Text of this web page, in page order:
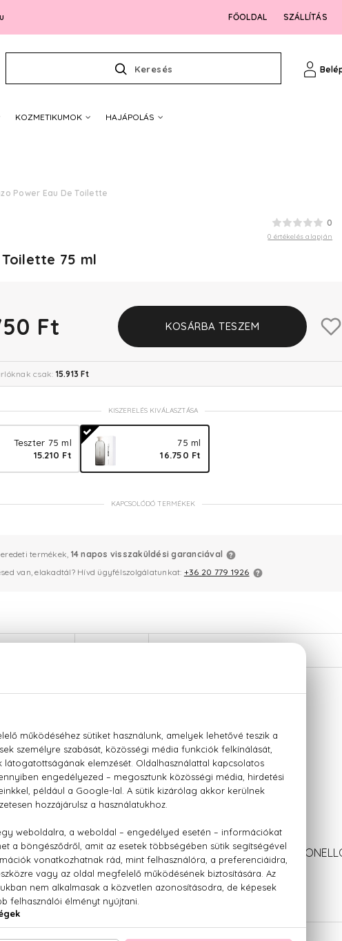
FŐOLDAL SZÁLLÍTÁS
Keresés
KOZMETIKUMOK HAJÁPOLÁS
Power Eau De Toilette
0
0 értékelés alapján
Toilette 75 ml
Ft KOSÁRBA TESZEM
csak: 15.913 Ft
KISZERELÉS KIVÁLASZTÁSA
Teszter 75 ml
15.210 Ft
75 ml
16.750 Ft
KAPCSOLÓDÓ TERMÉKEK
eredeti termékek, 14 napos visszaküldési garanciával
van, elakadtál? Hívd ügyfélszolgálatunkat: +36 20 779 1926
Eau De Toilette
tolu balzsam, labdanum, cédrus
LINALOOL, LIMONENE, GERANIOL, BHT, COUMARIN,